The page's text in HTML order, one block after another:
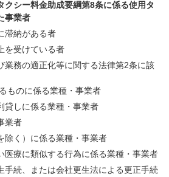
クシー料金助成要綱第8条に係る使用タ
事業者
滞納がある者
を受けている者
業務の適正化等に関する法律第2条に該
ものに係る業種・事業者
貸しに係る業種・事業者
業者
除く）に係る業種・事業者
医療に類似する行為に係る業種・事業者
手続、または会社更生法による更正手続